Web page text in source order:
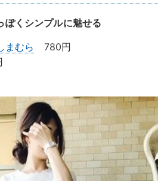
ぽくシンプルに魅せる
まむら
780円